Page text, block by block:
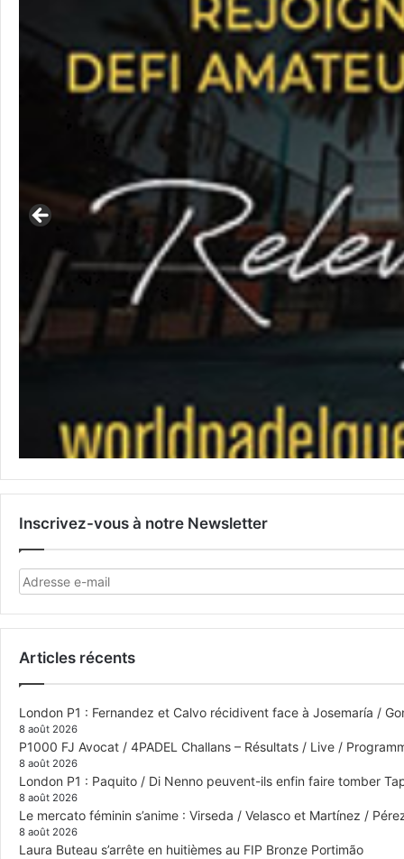
Inscrivez-vous à notre Newsletter
Articles récents
London P1 : Fernandez et Calvo récidivent face à Josemaría /
8 août 2026
P1000 FJ Avocat / 4PADEL Challans – Résultats / Live /
8 août 2026
London P1 : Paquito / Di Nenno peuvent-ils enfin faire tomber
8 août 2026
Le mercato féminin s’anime : Virseda / Velasco et Martínez /
8 août 2026
Laura Buteau s’arrête en huitièmes au FIP Bronze Portimão